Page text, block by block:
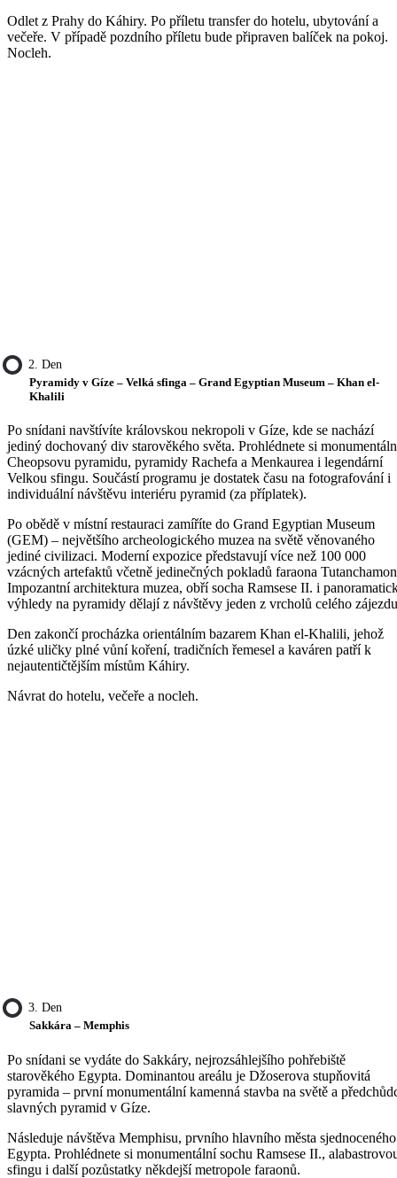
Odlet z Prahy do Káhiry. Po příletu transfer do hotelu, ubytování a
večeře. V případě pozdního příletu bude připraven balíček na pokoj.
Nocleh.
2. Den
Pyramidy v Gíze – Velká sfinga – Grand Egyptian Museum – Khan el-
Khalili
Po snídani navštívíte královskou nekropoli v Gíze, kde se nachází
jediný dochovaný div starověkého světa. Prohlédnete si
Cheopsovu pyramidu, pyramidy Rachefa a Menkaurea i legendární
Velkou sfingu. Součástí programu je dostatek času na fotografování i
individuální návštěvu interiéru pyramid (za příplatek).
Po obědě v místní restauraci zamíříte do Grand Egyptian Museum
(GEM) – největšího archeologického muzea na světě věnovaného
jediné civilizaci. Moderní expozice představují více než 100 000
vzácných artefaktů včetně jedinečných pokladů faraona
Impozantní architektura muzea, obří socha Ramsese II. i
výhledy na pyramidy dělají z návštěvy jeden z vrcholů celého
Den zakončí procházka orientálním bazarem Khan el-Khalili, jehož
úzké uličky plné vůní koření, tradičních řemesel a kaváren patří k
nejautentičtějším místům Káhiry.
Návrat do hotelu, večeře a nocleh.
3. Den
Sakkára – Memphis
Po snídani se vydáte do Sakkáry, nejrozsáhlejšího pohřebiště
starověkého Egypta. Dominantou areálu je Džoserova stupňovitá
pyramida – první monumentální kamenná stavba na světě a
slavných pyramid v Gíze.
Následuje návštěva Memphisu, prvního hlavního města sjednoceného
Egypta. Prohlédnete si monumentální sochu Ramsese II.,
sfingu i další pozůstatky někdejší metropole faraonů.